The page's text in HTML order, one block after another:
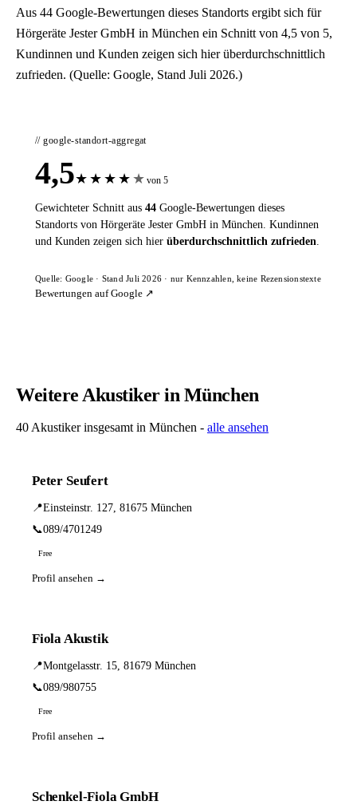
Aus 44 Google-Bewertungen dieses Standorts ergibt sich für
Hörgeräte Jester GmbH in München ein Schnitt von 4,5 von 5,
Kundinnen und Kunden zeigen sich hier überdurchschnittlich
zufrieden. (Quelle: Google, Stand Juli 2026.)
// google-standort-aggregat
4,5★ ★ ★ ★ ★ von 5
Gewichteter Schnitt aus 44 Google-Bewertungen dieses
Standorts von Hörgeräte Jester GmbH in München. Kundinnen
und Kunden zeigen sich hier überdurchschnittlich zufrieden.
Quelle: Google · Stand Juli 2026 · nur Kennzahlen, keine Rezensionstexte
Bewertungen auf Google ↗
Weitere Akustiker in München
40 Akustiker insgesamt in München - alle ansehen
Peter Seufert
📍Einsteinstr. 127, 81675 München
📞089/4701249
Free
Profil ansehen →
Fiola Akustik
📍Montgelasstr. 15, 81679 München
📞089/980755
Free
Profil ansehen →
Schenkel-Fiola GmbH